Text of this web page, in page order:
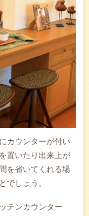
カウンターが付い
置いたり出来上が
を省いてくれる場
でしょう。
チンカウンター